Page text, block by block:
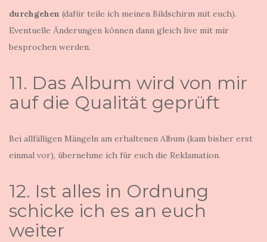
durchgehen (dafür teile ich meinen Bildschirm mit euch).
Eventuelle Änderungen können dann gleich live mit mir
besprochen werden.
11. Das Album wird von mir
auf die Qualität geprüft
Bei allfälligen Mängeln am erhaltenen Album (kam bisher erst
einmal vor), übernehme ich für euch die Reklamation.
12. Ist alles in Ordnung
schicke ich es an euch
weiter